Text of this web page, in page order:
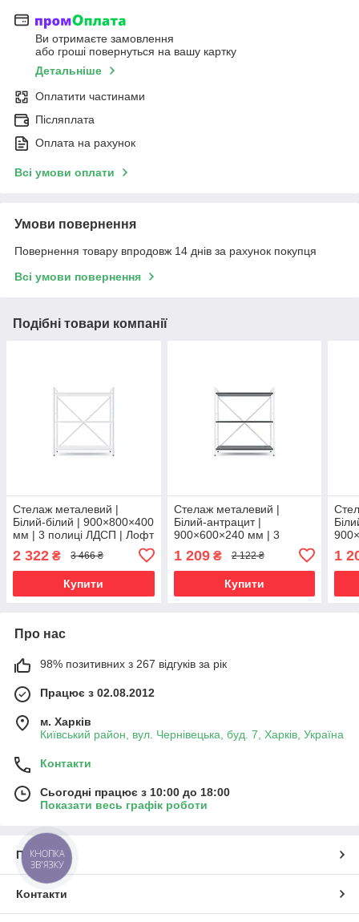
Ви отримаєте замовлення
або гроші повернуться на вашу картку
Детальніше
Оплатити частинами
Післяплата
Оплата на рахунок
Всі умови оплати
Умови повернення
Повернення товару впродовж 14 днів за рахунок покупця
Всі умови повернення
Подібні товари компанії
Стелаж металевий |
Білий-білий | 900×800×400
мм | 3 полиці ЛДСП | Лофт
| 35 кг/полицю | для дому,
офісу та вітальні
2 322 ₴ 3 466 ₴
Купити
Стелаж металевий |
Білий-антрацит |
900×600×240 мм | 3
полиці ЛДСП | Лофт | 35
кг/полицю | для дому,
офісу та вітальні
1 209₴ 2 122 ₴
Купити
кг/
1
Про нас
98% позитивних з 267 відгуків за рік
Працює з 02.08.2012
м. Харків
Київський район, вул. Чернівецька, буд. 7, Харків, Україна
Контакти
Сьогодні працює з 10:00 до 18:00
Показати весь графік роботи
Про нас
Контакти
КНОПКА
ЗВ'ЯЗКУ